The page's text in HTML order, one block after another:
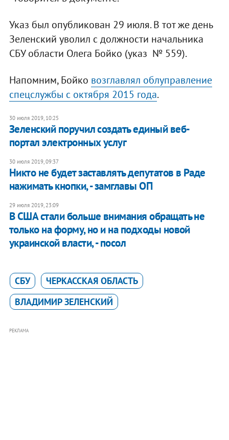
Указ был опубликован 29 июля. В тот же день
Зеленский уволил с должности начальника
СБУ области Олега Бойко (указ № 559).
Напомним, Бойко возглавлял облуправление
спецслужбы с октября 2015 года.
30 июля 2019, 10:25
​Зеленский поручил создать единый веб-
портал электронных услуг
30 июля 2019, 09:37
Никто не будет заставлять депутатов в Раде
нажимать кнопки, - замглавы ОП
29 июля 2019, 23:09
В США стали больше внимания обращать не
только на форму, но и на подходы новой
украинской власти, - посол
СБУ
ЧЕРКАССКАЯ ОБЛАСТЬ
ВЛАДИМИР ЗЕЛЕНСКИЙ
РЕКЛАМА